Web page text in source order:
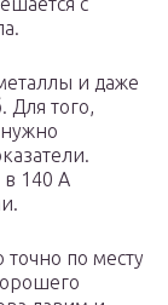
и даже
Для того,
в 140 А
по месту